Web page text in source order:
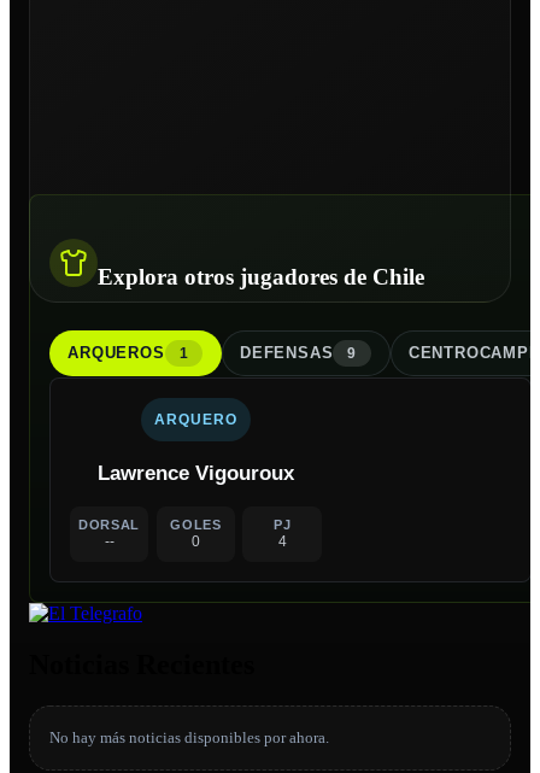
Explora otros jugadores de Chile
ARQUEROS 1 DEFENSAS 9
ARQUERO
Lawrence Vigouroux
DORSAL
--
GOLES
0
PJ
4
No hay más noticias disponibles por ahora.